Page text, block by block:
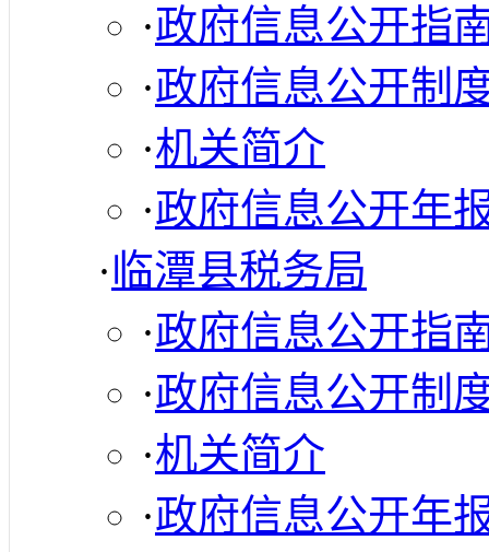
·政府信息公开指
·政府信息公开制
·机关简介
·政府信息公开年
·临潭县税务局
·政府信息公开指
·政府信息公开制
·机关简介
·政府信息公开年